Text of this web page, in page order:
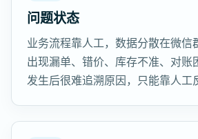
问题状态
业务流程靠人工，数据分散在微信
出现漏单、错价、库存不准、对账
发生后很难追溯原因，只能靠人工